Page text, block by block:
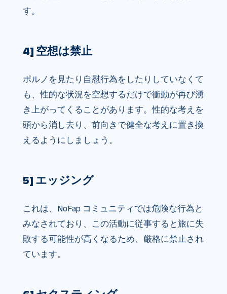
す。
4] 空想は禁止
ポルノを見たり自慰行為をしたりしていなくて
も、性的な状況を空想するだけで衝動が再び湧
き上がってくることがあります。性的な考えを
頭から消し去り、前向きで健全な考えに置き換
えるようにしましょう。
5] エッジング
これは、NoFap コミュニティでは危険な行為と
みなされており、この活動に従事すると旅に失
敗する可能性が高くなるため、厳格に禁止され
ています。